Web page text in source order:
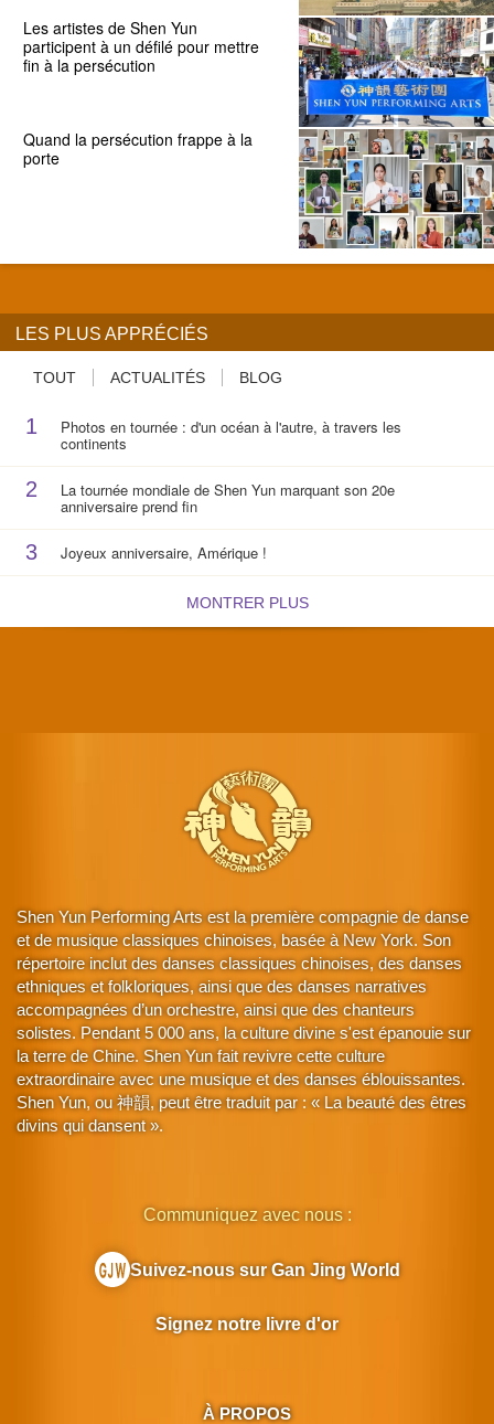
Les artistes de Shen Yun
participent à un défilé pour mettre
fin à la persécution
Quand la persécution frappe à la
porte
LES PLUS APPRÉCIÉS
TOUT ACTUALITÉS BLOG
1 Photos en tournée : d'un océan à l'autre, à travers les
continents
2 La tournée mondiale de Shen Yun marquant son 20e
anniversaire prend fin
3 Joyeux anniversaire, Amérique !
MONTRER PLUS
Shen Yun Performing Arts est la première compagnie de danse
et de musique classiques chinoises, basée à New York. Son
répertoire inclut des danses classiques chinoises, des danses
ethniques et folkloriques, ainsi que des danses narratives
accompagnées d’un orchestre, ainsi que des chanteurs
solistes. Pendant 5 000 ans, la culture divine s'est épanouie sur
la terre de Chine. Shen Yun fait revivre cette culture
extraordinaire avec une musique et des danses éblouissantes.
Shen Yun, ou 神韻, peut être traduit par : « La beauté des êtres
divins qui dansent ».
À PROPOS
Communiquez avec nous :
Suivez-nous sur Gan Jing World
Signez notre livre d'or